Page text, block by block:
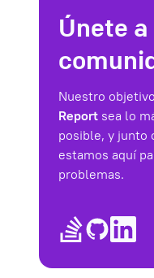
Únete
Nuestro
Report sea lo
posible, y junto
estamos aquí
problemas.